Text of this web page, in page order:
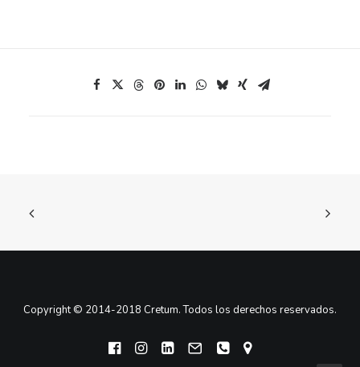
Copyright © 2014-2018 Cretum. Todos los derechos reservados.